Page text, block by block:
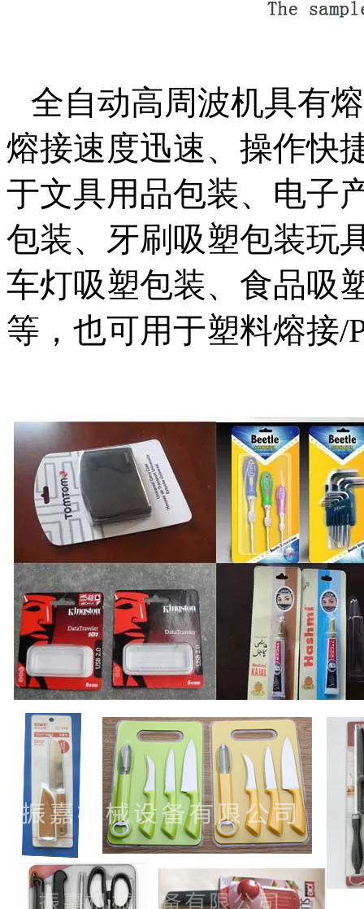
全自动高周波机具有
熔接速度迅速、操作快
于文具用品包装、电子
包装、牙刷吸塑包装玩
车灯吸塑包装、食品吸
等，也可用于塑料熔接/